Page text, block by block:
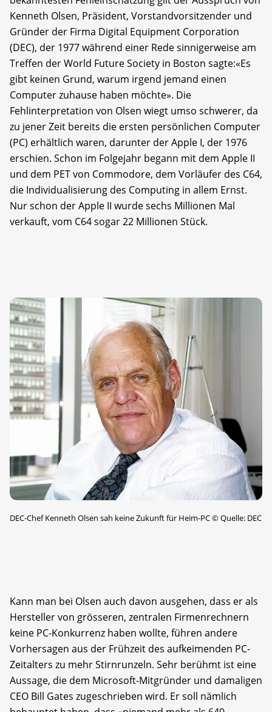
Kenneth Olsen, Präsident, Vorstandvorsitzender und
Gründer der Firma Digital Equipment Corporation
(DEC), der 1977 während einer Rede sinnigerweise am
Treffen der World Future Society in Boston sagte:«Es
gibt keinen Grund, warum irgend jemand einen
Computer zuhause haben möchte». Die
Fehlinterpretation von Olsen wiegt umso schwerer, da
zu jener Zeit bereits die ersten persönlichen Computer
(PC) erhältlich waren, darunter der Apple I, der 1976
erschien. Schon im Folgejahr begann mit dem Apple II
und dem PET von Commodore, dem Vorläufer des C64,
die Individualisierung des Computing in allem Ernst.
Nur schon der Apple II wurde sechs Millionen Mal
verkauft, vom C64 sogar 22 Millionen Stück.
DEC-Chef Kenneth Olsen sah keine Zukunft für Heim-PC©Quelle: DEC
Kann man bei Olsen auch davon ausgehen, dass er als
Hersteller von grösseren, zentralen Firmenrechnern
keine PC-Konkurrenz haben wollte, führen andere
Vorhersagen aus der Frühzeit des aufkeimenden PC-
Zeitalters zu mehr Stirnrunzeln. Sehr berühmt ist eine
Aussage, die dem Microsoft-Mitgründer und damaligen
CEO Bill Gates zugeschrieben wird. Er soll nämlich